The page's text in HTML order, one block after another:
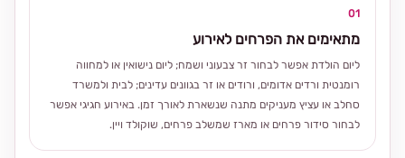
01
מתאימים את הפרחים לאירוע
ליום הולדת אפשר לבחור זר צבעוני ושמח; ליום נישואין או למחווה
רומנטית ורדים אדומים, ורודים או זר בגוונים עדינים; לבית ולמשרד
סחלב או עציץ מעניקים מתנה שנשארת לאורך זמן. באירוע חגיגי אפשר
לבחור סידור פרחים או מארז שמשלב פרחים, שוקולד ויין.